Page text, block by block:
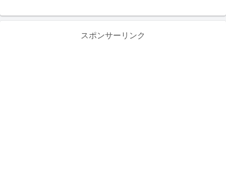
スポンサーリンク